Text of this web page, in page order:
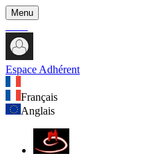
Menu
Espace Adhérent
Français
Anglais